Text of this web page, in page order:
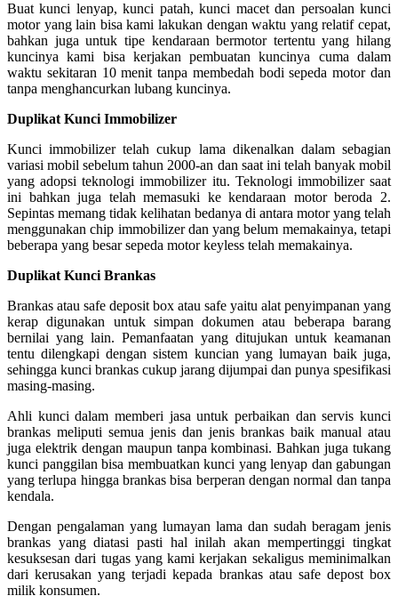
Buat kunci lenyap, kunci patah, kunci macet dan persoalan kunci
motor yang lain bisa kami lakukan dengan waktu yang relatif cepat,
bahkan juga untuk tipe kendaraan bermotor tertentu yang hilang
kuncinya kami bisa kerjakan pembuatan kuncinya cuma dalam
waktu sekitaran 10 menit tanpa membedah bodi sepeda motor dan
tanpa menghancurkan lubang kuncinya.
Duplikat Kunci Immobilizer
Kunci immobilizer telah cukup lama dikenalkan dalam sebagian
variasi mobil sebelum tahun 2000-an dan saat ini telah banyak mobil
yang adopsi teknologi immobilizer itu. Teknologi immobilizer saat
ini bahkan juga telah memasuki ke kendaraan motor beroda 2.
Sepintas memang tidak kelihatan bedanya di antara motor yang telah
menggunakan chip immobilizer dan yang belum memakainya, tetapi
beberapa yang besar sepeda motor keyless telah memakainya.
Duplikat Kunci Brankas
Brankas atau safe deposit box atau safe yaitu alat penyimpanan yang
kerap digunakan untuk simpan dokumen atau beberapa barang
bernilai yang lain. Pemanfaatan yang ditujukan untuk keamanan
tentu dilengkapi dengan sistem kuncian yang lumayan baik juga,
sehingga kunci brankas cukup jarang dijumpai dan punya spesifikasi
masing-masing.
Ahli kunci dalam memberi jasa untuk perbaikan dan servis kunci
brankas meliputi semua jenis dan jenis brankas baik manual atau
juga elektrik dengan maupun tanpa kombinasi. Bahkan juga tukang
kunci panggilan bisa membuatkan kunci yang lenyap dan gabungan
yang terlupa hingga brankas bisa berperan dengan normal dan tanpa
kendala.
Dengan pengalaman yang lumayan lama dan sudah beragam jenis
brankas yang diatasi pasti hal inilah akan mempertinggi tingkat
kesuksesan dari tugas yang kami kerjakan sekaligus meminimalkan
dari kerusakan yang terjadi kepada brankas atau safe depost box
milik konsumen.